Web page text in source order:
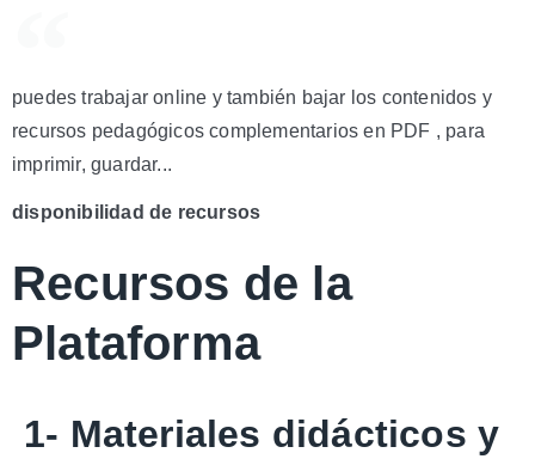
puedes trabajar online y también bajar los contenidos y
recursos pedagógicos complementarios en PDF , para
imprimir, guardar...
disponibilidad de recursos
Recursos de la
Plataforma
1- Materiales didácticos y